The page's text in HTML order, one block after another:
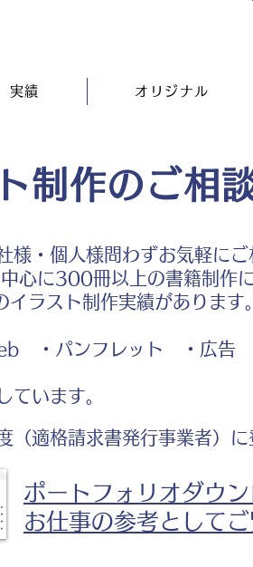
実績 オリジナル
制作のご相
・個人様問わずお気軽にご
に300冊以上の書籍制作に
ラスト制作実績があります。
・パンフレット ・広告
います。
適格請求書発行事業者）に
ポートフォリオダウン
お仕事の参考としてご